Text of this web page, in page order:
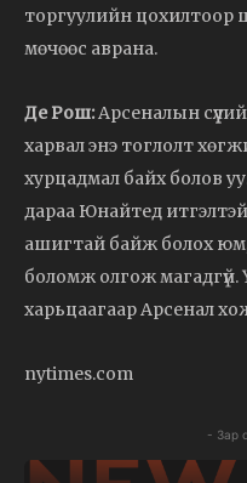
торгуулийн цохилтоор
мөчөөс аврана.
Де Рош:Арсеналын
харвал энэ тоглолт
хурцадмал байх болов
дараа Юнайтед
ашигтай байж болох юм,
боломж олгож магадгүй.
харьцаагаар Арсенал
nytimes.com
- Зар